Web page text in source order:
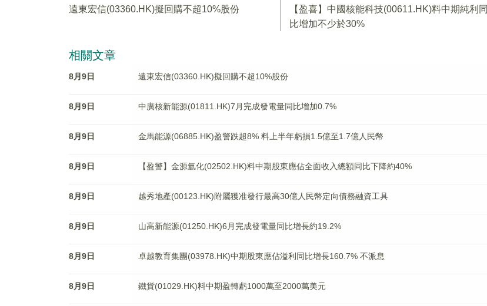
遠東宏信(03360.HK)擬回購不超10%股份
【盈喜】中國核能科技(00611.HK)料中期純利同
比增加不少於30%
相關文章
8月9日 遠東宏信(03360.HK)擬回購不超10%股份
8月9日 中廣核新能源(01811.HK)7月完成發電量同比增加0.7%
8月9日 金馬能源(06885.HK)盈警跌超8% 料上半年虧損1.5億至1.7億人民幣
8月9日 【盈警】金源氫化(02502.HK)料中期股東應佔全面收入總額同比下降約40%
8月9日 越秀地產(00123.HK)附屬獲准發行最高30億人民幣定向債務融資工具
8月9日 山高新能源(01250.HK)6月完成發電量同比增長約19.2%
8月9日 卓越教育集團(03978.HK)中期股東應佔溢利同比增長160.7% 不派息
8月9日 鐵貨(01029.HK)料中期盈轉虧1000萬至2000萬美元